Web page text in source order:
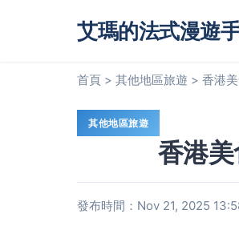
艾瑪的法式漫遊
首頁 > 其他地區旅遊 > 香港
其他地區旅遊
香港
發布時間：Nov 21, 2025